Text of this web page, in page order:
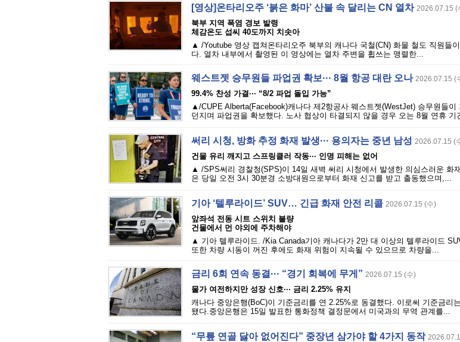
[영상]온타리오주 ‘붉은 화마’ 산불 속 달리는 CN 열차 2026.07.15 (
북부 지역 폭염 경보 발령
체감온도 섭씨 40도까지 치솟아
▲ /Youtube 영상 캡쳐온타리오주 북부의 캐나다 국철(CN) 화물 철도 직원들
다. 열차 내부에서 촬영된 이 영상에는 열차 주변을 휩쓰는 맹렬한...
웨스트젯 승무원들 파업권 확보··· 8월 항공 대란 오나 2026.07.15 (
99.4% 찬성 가결··· “8/2 파업 돌입 가능”
▲/CUPE Alberta(Facebook)캐나다 제2항공사 웨스트젯(WestJet) 승무원들
던지며 파업권을 확보했다. 노사 협상이 타결되지 않을 경우 오는 8월 연휴 기
써리 시청, 방화 추정 화재 발생··· 용의자는 중년 남성 2026.07.15 (
건물 유리 깨지고 스프링클러 작동··· 인명 피해는 없어
▲ /SPS써리 경찰청(SPS)이 14일 새벽 써리 시청에서 발생한 의심스러운 화
은 당일 오전 3시 30분경 소방대원으로부터 화재 신고를 받고 출동했으며,...
기아 ‘텔루라이드’ SUV… 긴급 화재 안전 리콜 2026.07.15 (수)
앞좌석 전동 시트 스위치 불량
건물에서 먼 야외에 주차해야
▲ 기아 텔루라이드. /Kia Canada기아 캐나다가 2만 대 이상의 텔루라이드
또한 차량 시동이 꺼진 후에도 화재 위험이 지속될 수 있으므로 차량을...
금리 6회 연속 동결··· “경기 회복에 무게” 2026.07.15 (수)
물가 여전하지만 성장 신호··· 금리 2.25% 유지
캐나다 중앙은행(BoC)이 기준금리를 연 2.25%로 동결했다. 이로써 기준금리
됐다.중앙은행은 15일 발표한 통화정책 결정문에서 미국과의 무역 관계를...
“무릎 연골 닳아 없어진다” 중장년 삼가야 할 4가지 동작